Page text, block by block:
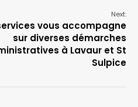
Next:
vous accompagne
sur diverses démarches
à Lavaur et St
Sulpice